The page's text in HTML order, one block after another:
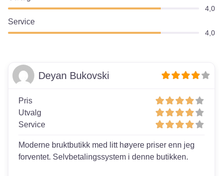
4,0
Service
4,0
Deyan Bukovski
Pris
Utvalg
Service
Moderne bruktbutikk med litt høyere priser enn jeg
forventet. Selvbetalingssystem i denne butikken.